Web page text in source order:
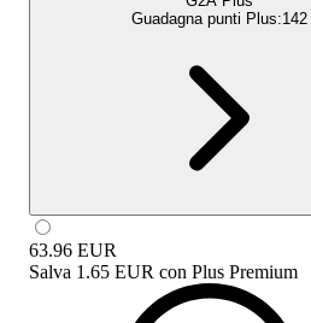
Guadagna punti Plus:142
63.96 EUR
Salva 1.65 EUR con Plus Premium